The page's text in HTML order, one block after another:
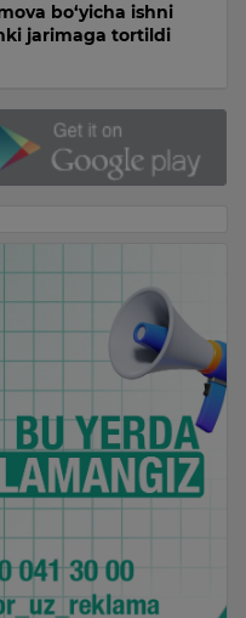
bo‘yicha ishni
jarimaga tortildi